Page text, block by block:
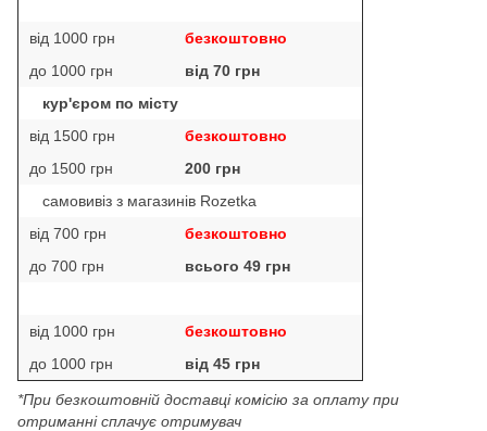
від 1000 грн
безкоштовно
до 1000 грн
від 70 грн
кур'єром по місту
від 1500 грн
безкоштовно
до 1500 грн
200 грн
самовивіз з магазинів Rozetka
від 700 грн
безкоштовно
до 700 грн
всього 49 грн
від 1000 грн
безкоштовно
до 1000 грн
від 45 грн
*При безкоштовній доставці комісію за оплату при
отриманні сплачує отримувач